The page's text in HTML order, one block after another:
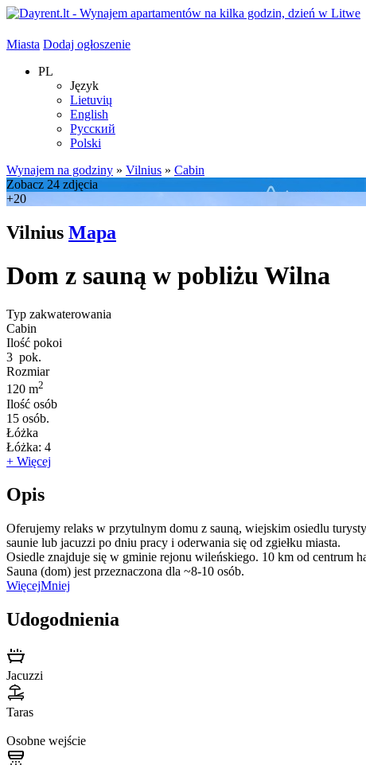
Miasta Dodaj ogłoszenie
PL
Język
Lietuvių
English
Русский
Polski
Wynajem na godziny » Vilnius » Cabin
Zobacz 24 zdjęcia
+20
Vilnius Mapa
Dom z sauną w pobliżu Wilna
Typ zakwaterowania
Cabin
Ilość pokoi
3 pok.
Rozmiar
120 m2
Ilość osób
15 osób.
Łóżka
Łóżka: 4
+ Więcej
Opis
Oferujemy relaks w przytulnym domu z sauną, wiejskim osiedlu
saunie lub jacuzzi po dniu pracy i oderwania się od zgiełku miasta.
Osiedle znajduje się w gminie rejonu wileńskiego. 10 km od centrum
Sauna (dom) jest przeznaczona dla ~8-10 osób.
WięcejMniej
Udogodnienia
Jacuzzi
Taras
Osobne wejście